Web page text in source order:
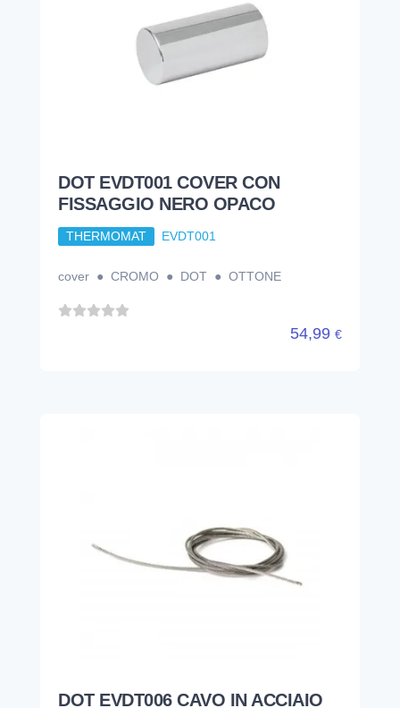
DOT EVDT001 COVER CON
FISSAGGIO NERO OPACO
THERMOMAT EVDT001
cover ● CROMO ● DOT ● OTTONE
54,99 €
DOT EVDT006 CAVO IN ACCIAIO